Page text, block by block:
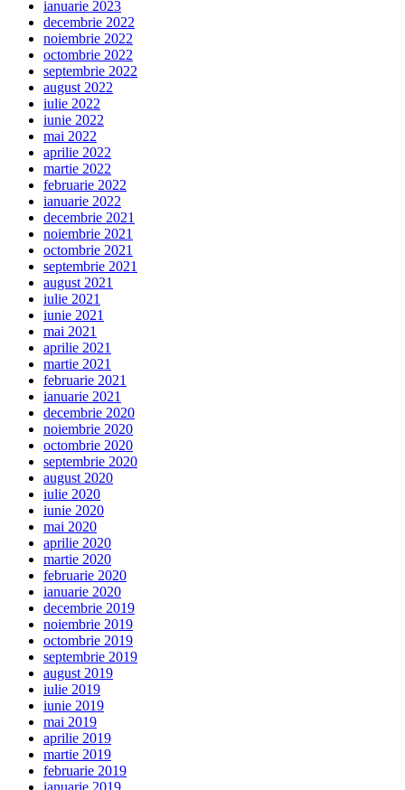
ianuarie 2023
decembrie 2022
noiembrie 2022
octombrie 2022
septembrie 2022
august 2022
iulie 2022
iunie 2022
mai 2022
aprilie 2022
martie 2022
februarie 2022
ianuarie 2022
decembrie 2021
noiembrie 2021
octombrie 2021
septembrie 2021
august 2021
iulie 2021
iunie 2021
mai 2021
aprilie 2021
martie 2021
februarie 2021
ianuarie 2021
decembrie 2020
noiembrie 2020
octombrie 2020
septembrie 2020
august 2020
iulie 2020
iunie 2020
mai 2020
aprilie 2020
martie 2020
februarie 2020
ianuarie 2020
decembrie 2019
noiembrie 2019
octombrie 2019
septembrie 2019
august 2019
iulie 2019
iunie 2019
mai 2019
aprilie 2019
martie 2019
februarie 2019